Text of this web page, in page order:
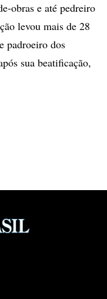
obras e até pedreiro
levou mais de 28
padroeiro dos
sua beatificação,